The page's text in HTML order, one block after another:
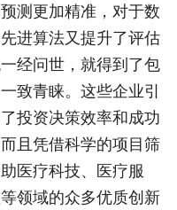
测更加精准，对于数
进算法又提升了评估
经问世，就得到了包
致青睐。这些企业引
投资决策效率和成功
且凭借科学的项目筛
医疗科技、医疗服
领域的众多优质创新